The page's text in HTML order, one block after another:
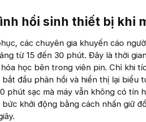
hồi sinh thiết bị khi
các chuyên gia khuyến cáo
từ 15 đến 30 phút. Đây là thời
học bên trong viên pin. Chỉ khi
bắt đầu phản hồi và hiển thị lại biểu
phút sạc mà máy vẫn không có tín
khởi động bằng cách nhấn giữ